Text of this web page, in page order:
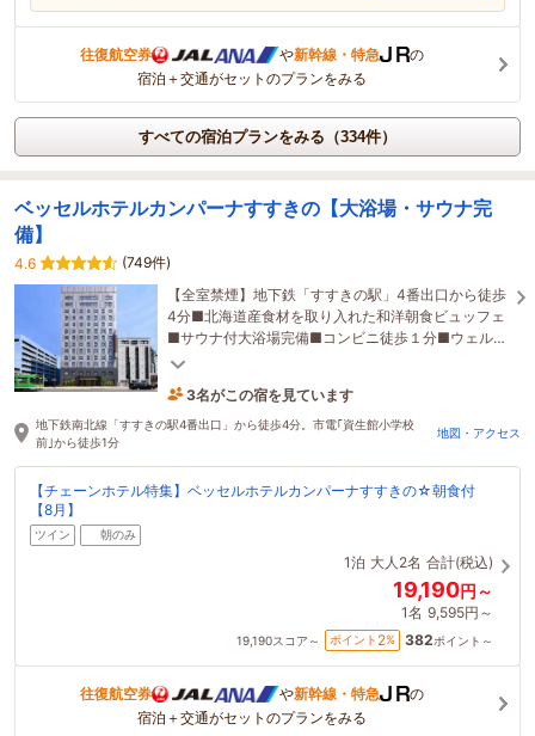
往復航空券 や新幹線・特急
の
宿泊＋交通がセットのプランをみる
すべての宿泊プランをみる（334件）
ベッセルホテルカンパーナすすきの【大浴場・サウナ完
備】
4.6
(749件)
【全室禁煙】地下鉄「すすきの駅」4番出口から徒歩
4分■北海道産食材を取り入れた和洋朝食ビュッフェ
■サウナ付大浴場完備■コンビニ徒歩１分■ウェルカ
ムドリンク無料■Wi-Fi無料■全室エアウィーヴ導入
3名がこの宿を見ています
1時間前に予約されました
地下鉄南北線「すすきの駅4番出口」から徒歩4分。市電｢資生館小学校
前｣から徒歩1分
地図・アクセス
【チェーンホテル特集】ベッセルホテルカンパーナすすきの☆朝食付
【8月】
ツイン 朝のみ
1泊 大人2名 合計(税込)
19,190円～
1名 9,595円～
19,190スコア～ ポイント 2% 382ポイント～
往復航空券 や新幹線・特急
の
宿泊＋交通がセットのプランをみる